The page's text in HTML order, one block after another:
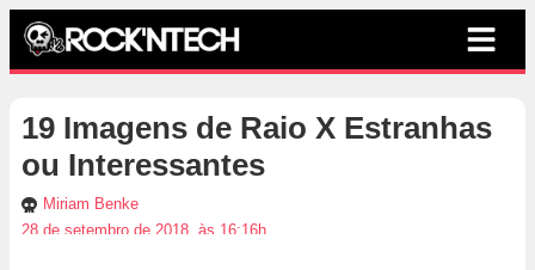
19 Imagens de Raio X Estranhas
ou Interessantes
Miriam Benke
28 de setembro de 2018, às 16:16h